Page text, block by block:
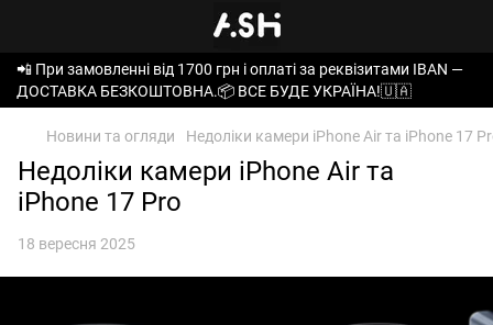
📲 При замовленні від 1700 грн і оплаті за реквізитами IBAN —
ДОСТАВКА БЕЗКОШТОВНА.📦 ВСЕ БУДЕ УКРАЇНА!🇺🇦
Новини та огляди Недоліки камери iPhone Air та iPhone 17
Недоліки камери iPhone Air та
iPhone 17 Pro
18 вересня 2025